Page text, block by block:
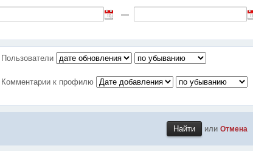
—
Пользователи
Комментарии к профилю
илиОтмена